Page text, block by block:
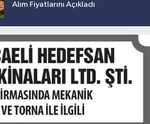
Alım Fiyatlarını Açıkladı